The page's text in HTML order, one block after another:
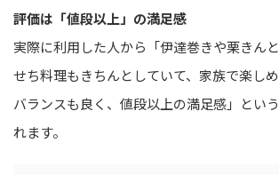
評価は「値段以上」の満足感
実際に利用した人から「伊達巻きや栗きん
せち料理もきちんとしていて、家族で楽し
バランスも良く、値段以上の満足感」とい
れます。